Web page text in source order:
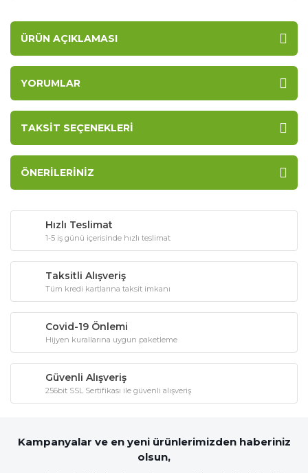
ÜRÜN AÇIKLAMASI
YORUMLAR
TAKSIT SEÇENEKLERI
ÖNERILERINIZ
Hızlı Teslimat
1-5 iş günü içerisinde hızlı teslimat
Taksitli Alışveriş
Tüm kredi kartlarına taksit imkanı
Covid-19 Önlemi
Hijyen kurallarına uygun paketleme
Güvenli Alışveriş
256bit SSL Sertifikası ile güvenli alışveriş
Kampanyalar ve en yeni ürünlerimizden haberiniz
olsun,